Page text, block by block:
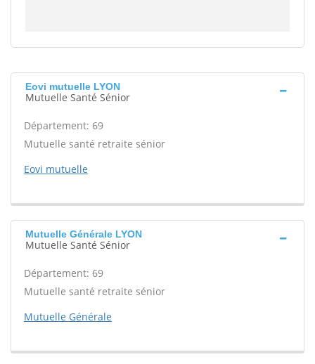
Eovi mutuelle LYON
Mutuelle Santé Sénior
Département: 69
Mutuelle santé retraite sénior
Eovi mutuelle
Mutuelle Générale LYON
Mutuelle Santé Sénior
Département: 69
Mutuelle santé retraite sénior
Mutuelle Générale